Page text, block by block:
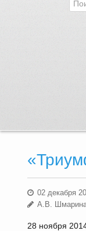
Об Управлении
Закупки
02 декабря
А.В.
28 ноября